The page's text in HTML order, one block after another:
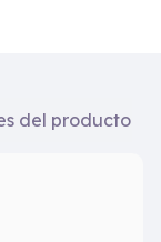
del producto